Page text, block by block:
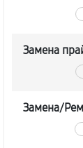
Замена
Замена/